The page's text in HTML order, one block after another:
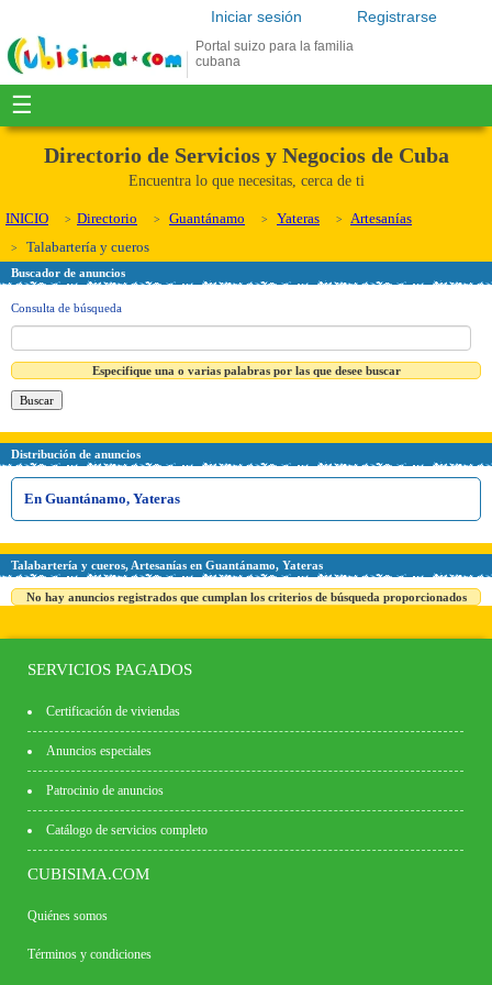
Registrarse
Iniciar sesión
Portal suizo para la familia
cubana
☰
Directorio de Servicios y Negocios de Cuba
Encuentra lo que necesitas, cerca de ti
INICIO Directorio Guantánamo Yateras
Artesanías
Talabartería y cueros
Buscador de anuncios
Consulta de búsqueda
Especifique una o varias palabras por las que desee buscar
Distribución de anuncios
En Guantánamo, Yateras
Talabartería y cueros, Artesanías en Guantánamo, Yateras
No hay anuncios registrados que cumplan los criterios de búsqueda proporcionados
SERVICIOS PAGADOS
Certificación de viviendas
Anuncios especiales
Patrocinio de anuncios
Catálogo de servicios completo
CUBISIMA.COM
Quiénes somos
Términos y condiciones